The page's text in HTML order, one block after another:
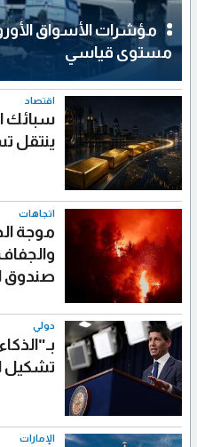
مؤشرات الأسواق
مستوى قياسي
اقتصاد
سبائك
ينتقل
اتجاهات
موجة
صندوق
دولي
تشكيل
الإمارات